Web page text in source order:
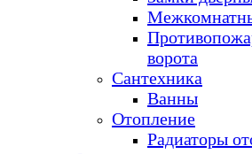
ворота
Сантехника
Ванны
Отопление
Радиаторы